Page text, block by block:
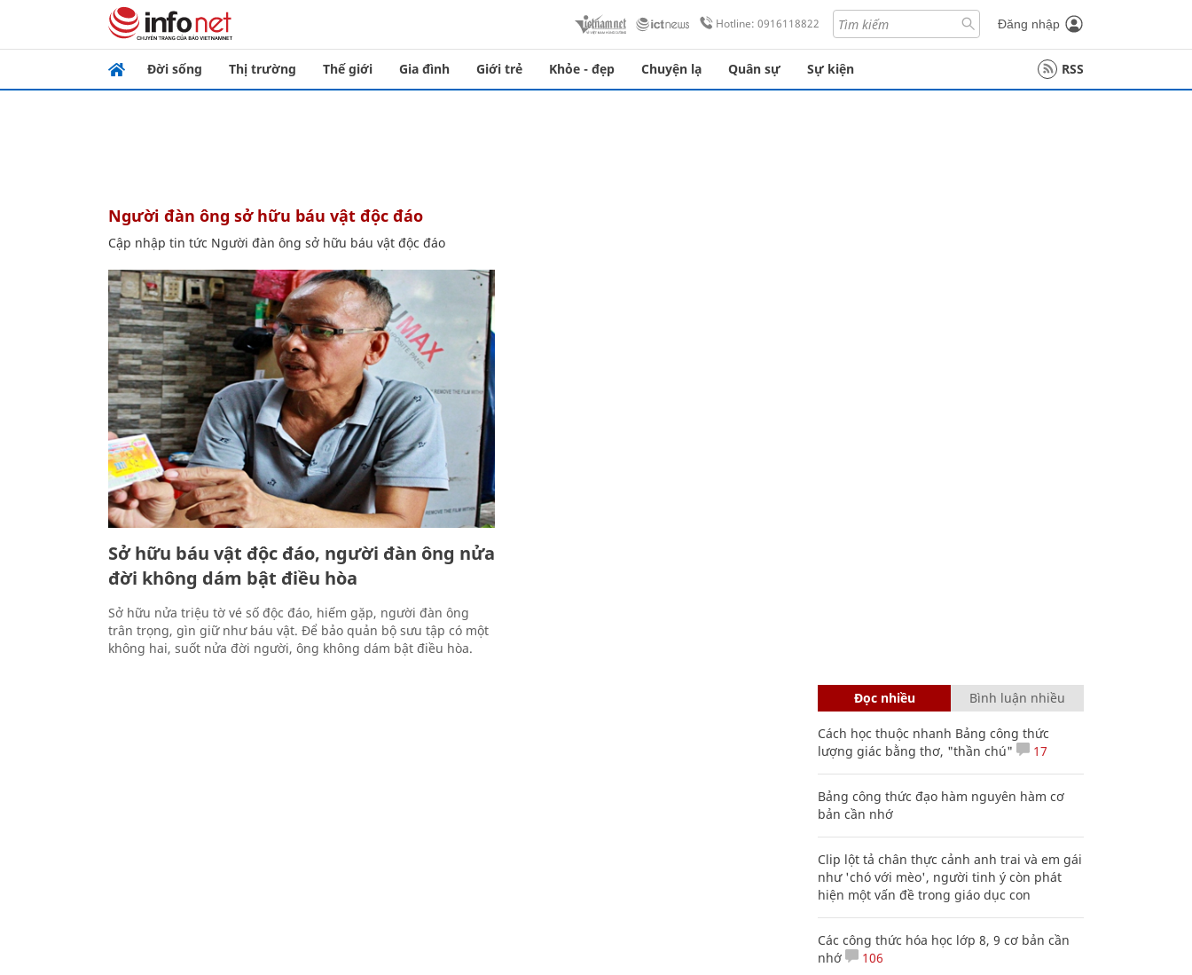
Hotline: 0916118822 Đăng nhập
Đời sống Thị trường Thế giới Gia đình Giới trẻ Khỏe - đẹp Chuyện lạ Quân sự Sự kiện RSS
Người đàn ông sở hữu báu vật độc đáo
Cập nhập tin tức Người đàn ông sở hữu báu vật độc đáo
Sở hữu báu vật độc đáo, người đàn ông nửa
đời không dám bật điều hòa
Sở hữu nửa triệu tờ vé số độc đáo, hiếm gặp, người đàn ông
trân trọng, gìn giữ như báu vật. Để bảo quản bộ sưu tập có một
không hai, suốt nửa đời người, ông không dám bật điều hòa.
Đọc nhiều Bình luận nhiều
Cách học thuộc nhanh Bảng công thức
lượng giác bằng thơ, "thần chú"
17
Bảng công thức đạo hàm nguyên hàm cơ
bản cần nhớ
Clip lột tả chân thực cảnh anh trai và em gái
như 'chó với mèo', người tinh ý còn phát
hiện một vấn đề trong giáo dục con
Các công thức hóa học lớp 8, 9 cơ bản cần
nhớ
106